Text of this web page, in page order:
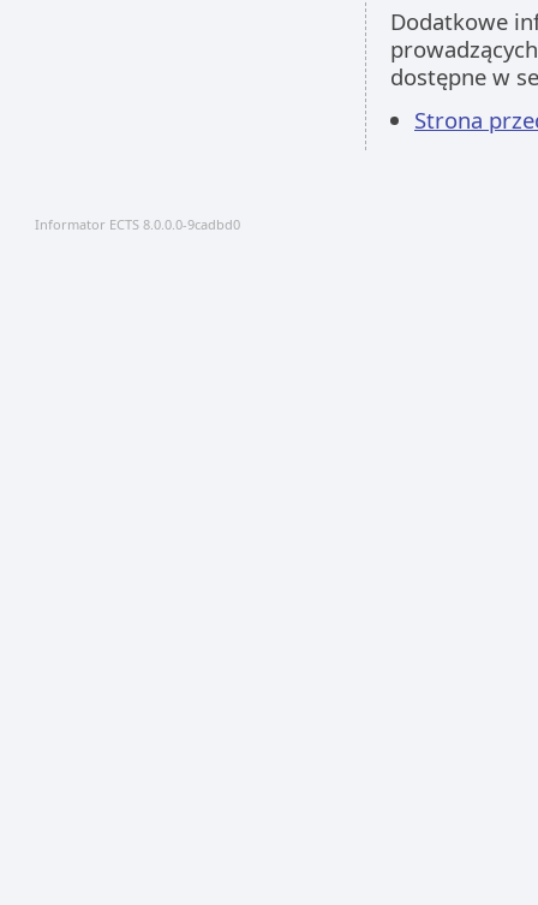
Dodatkowe
dostępne w
Strona
Informator ECTS 8.0.0.0-9cadbd0